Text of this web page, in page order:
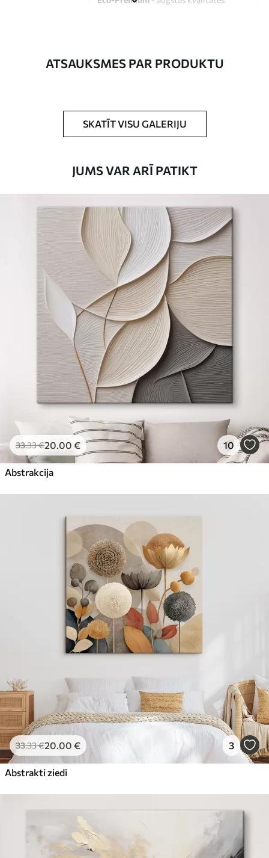
Jūs varat pievienot lakas pārklājumu.
No15.00€
Eco-Premium
.00
ATSAUKSMES PAR PRODUKTU
SKATĪT VISU GALERIJU
JUMS VAR ARĪ PATIKT
33.33€20.00 € 10
Abstrakcija
33.33€20.00 € 3
Abstrakti ziedi